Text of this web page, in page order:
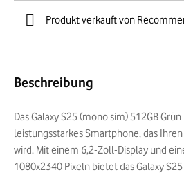
Produkt verkauft von
Beschreibung
Das Galaxy S25 (mono sim) 512GB
leistungsstarkes Smartphone, das
wird. Mit einem 6,2-Zoll-Display und
1080x2340 Pixeln bietet das Galaxy